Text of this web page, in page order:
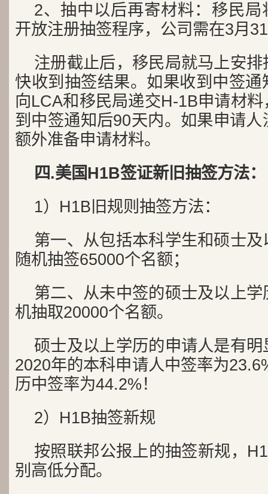
2、抽中以后再寄材料：移民
开放注册抽签程序，公司需在3月
注册截止后，移民局就马上安
快收到抽签结果。如果收到中签
向LCA和移民局递交H-1B申请材
到中签通知后90天内。如果申请
额外准备申请材料。
四.美国H1B签证新旧抽签方法：
1）H1B旧规则抽签方法：
第一、从包括本科学生和硕士
随机抽签65000个名额；
第二、从未中签的硕士及以上
机抽取20000个名额。
硕士及以上学历的申请人是有
2020年的本科申请人中签率为
历中签率为44.2%！
2）H1B抽签新规
按照联邦公报上的抽签新规，
别高低分配。